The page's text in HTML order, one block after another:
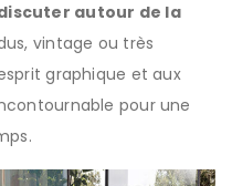
autour de la
vintage ou très
graphique et aux
pour une